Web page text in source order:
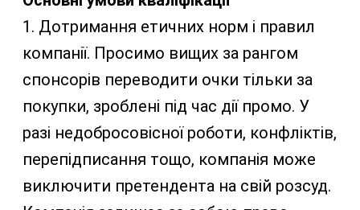
1. Дотримання етичних норм і правил
компанії. Просимо вищих за рангом
спонсорів переводити очки тільки за
покупки, зроблені під час дії промо. У
разі недобросовісної роботи, конфліктів,
перепідписання тощо, компанія може
виключити претендента на свій розсуд.